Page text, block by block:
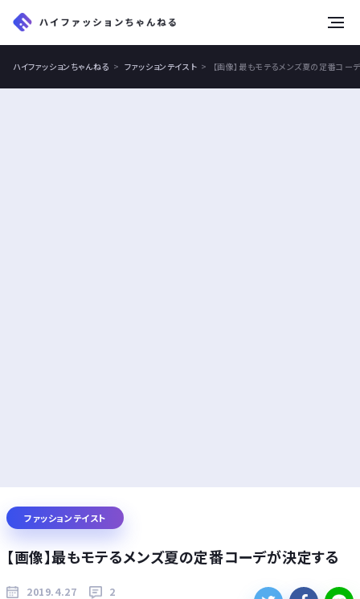
ハイファッションちゃんねる ファッションテイスト 【画像】最もモテるメンズ夏の定番コー
ファッションテイスト
【画像】最もモテるメンズ夏の定番コーデが決定する
2019.4.27 2